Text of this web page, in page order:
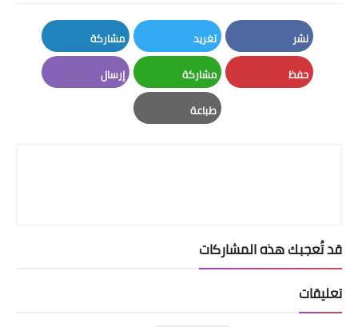
نشر
Facebook
تغريد
Twitter
مشاركة
LinkedIn
حفظ مشاركة
Whatsapp
إرسال
طباعة
قد تُعجبك هذه المشاركات
تعليقات